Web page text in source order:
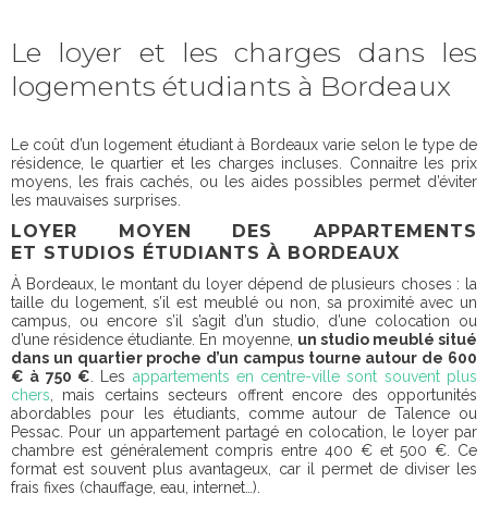
Le loyer et les charges dans les
logements étudiants à Bordeaux
Le coût d’un logement étudiant à Bordeaux varie selon le type de
résidence, le quartier et les charges incluses. Connaitre les prix
moyens, les frais cachés, ou les aides possibles permet d’éviter
les mauvaises surprises.
LOYER MOYEN DES APPARTEMENTS
ET STUDIOS ÉTUDIANTS À BORDEAUX
À Bordeaux, le montant du loyer dépend de plusieurs choses : la
taille du logement, s’il est meublé ou non, sa proximité avec un
campus, ou encore s’il s’agit d’un studio, d’une colocation ou
d’une résidence étudiante. En moyenne, un studio meublé situé
dans un quartier proche d’un campus tourne autour de 600
€ à 750 €. Les appartements en centre-ville sont souvent plus
chers, mais certains secteurs offrent encore des opportunités
abordables pour les étudiants, comme autour de Talence ou
Pessac. Pour un appartement partagé en colocation, le loyer par
chambre est généralement compris entre 400 € et 500 €. Ce
format est souvent plus avantageux, car il permet de diviser les
frais fixes (chauffage, eau, internet…).